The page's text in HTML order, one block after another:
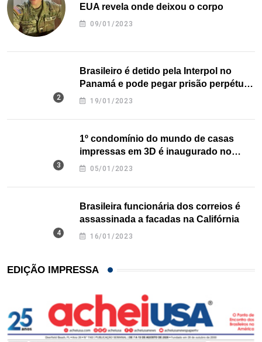
EUA revela onde deixou o corpo
09/01/2023
Brasileiro é detido pela Interpol no
Panamá e pode pegar prisão perpétua
nos EUA
19/01/2023
1º condomínio do mundo de casas
impressas em 3D é inaugurado no
Texas
05/01/2023
Brasileira funcionária dos correios é
assassinada a facadas na Califórnia
16/01/2023
EDIÇÃO IMPRESSA